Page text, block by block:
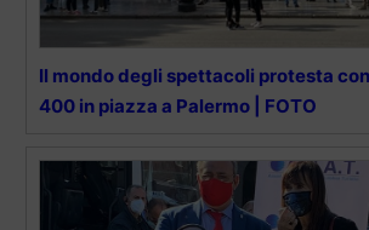
Il mondo degli spettacoli protesta
400 in piazza a Palermo | FOTO